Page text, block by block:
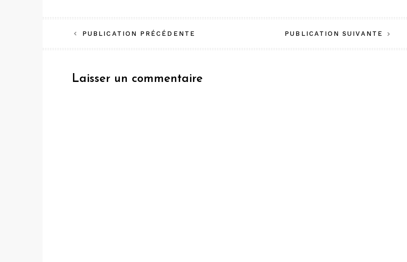
Navigation
de
l’article
PUBLICATION PRÉCÉDENTE PUBLICATION SUIVANTE
Laisser un commentaire